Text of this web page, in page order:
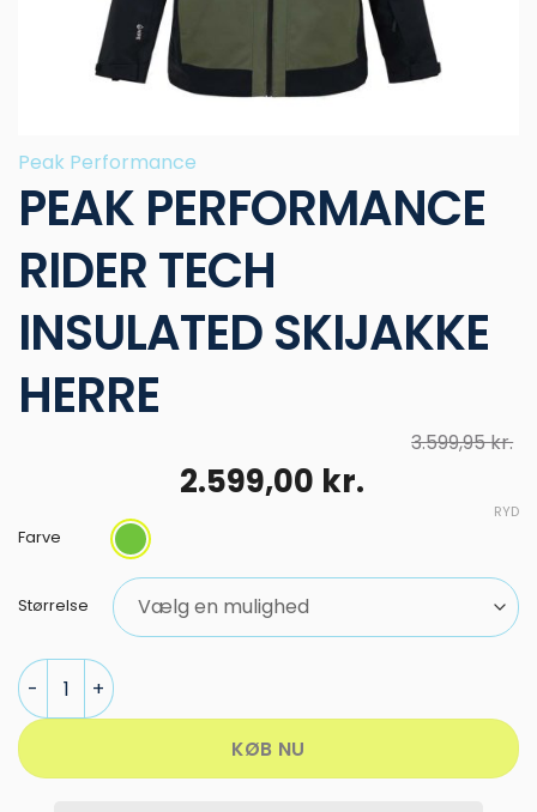
Peak Performance
PEAK PERFORMANCE
RIDER TECH
INSULATED SKIJAKKE
HERRE
3.599,95kr.
Den
var:
3.599,95 kr..
2.599,00 kr.Den
er:
2.599,00
Farve
Størrelse
RYD
PEAK PERFORMANCE RIDER TECH INSULATED SKIJAKKE HERRE
KØB NU